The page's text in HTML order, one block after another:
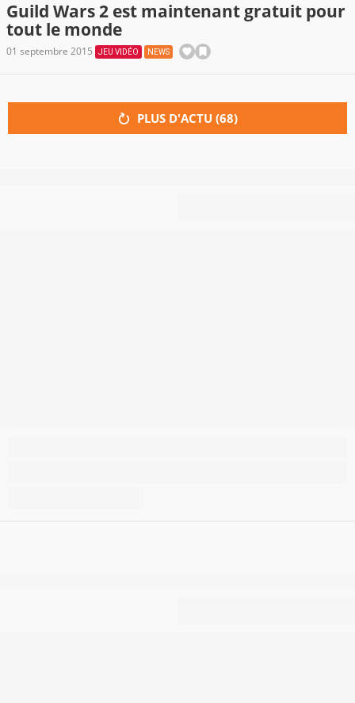
Guild Wars 2 est maintenant gratuit pour
tout le monde
01 septembre 2015 JEU VIDÉO NEWS
PLUS D'ACTU (68)